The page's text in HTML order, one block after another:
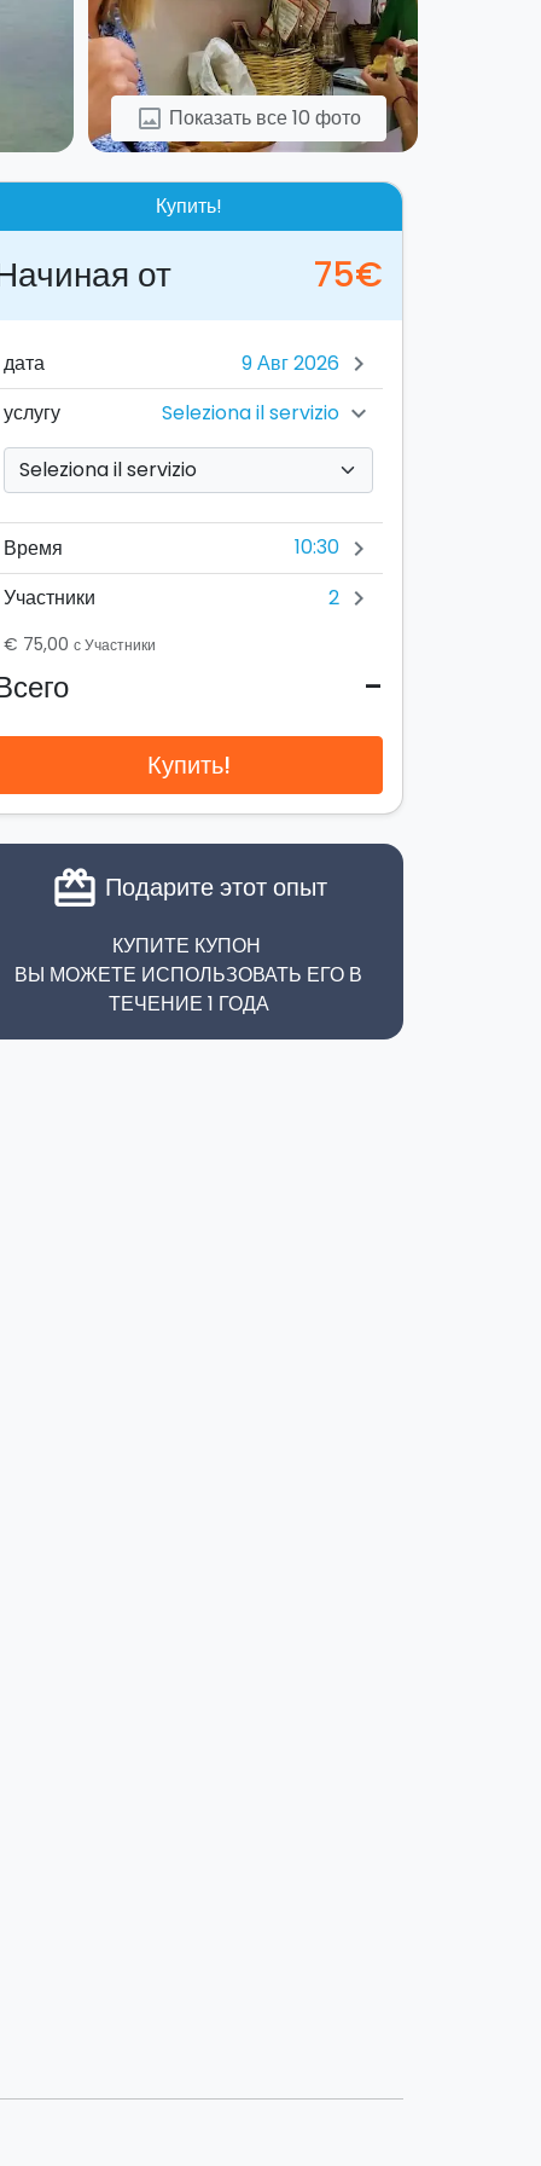
image Показать все 10 фото
Купить!
от 75€
дата chevron_right
услугу Seleziona il servizio chevron_right
Время 10:30 chevron_right
Участники 2 chevron_right
€ 75,00 с Участники
-
Купить!
card_giftcard Подарите этот опыт
КУПИТЕ КУПОН
ВЫ МОЖЕТЕ ИСПОЛЬЗОВАТЬ ЕГО В
ТЕЧЕНИЕ 1 ГОДА